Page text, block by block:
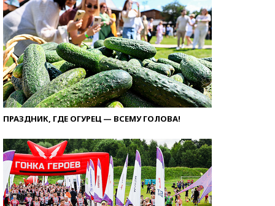
ПРАЗДНИК, ГДЕ ОГУРЕЦ — ВСЕМУ ГОЛОВА!